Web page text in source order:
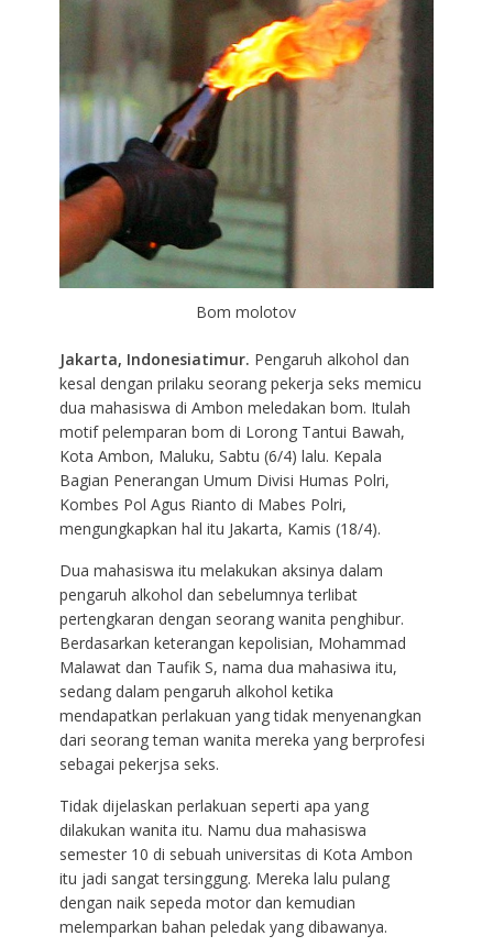
Bom molotov
Jakarta, Indonesiatimur. Pengaruh alkohol dan
kesal dengan prilaku seorang pekerja seks memicu
dua mahasiswa di Ambon meledakan bom. Itulah
motif pelemparan bom di Lorong Tantui Bawah,
Kota Ambon, Maluku, Sabtu (6/4) lalu. Kepala
Bagian Penerangan Umum Divisi Humas Polri,
Kombes Pol Agus Rianto di Mabes Polri,
mengungkapkan hal itu Jakarta, Kamis (18/4).
Dua mahasiswa itu melakukan aksinya dalam
pengaruh alkohol dan sebelumnya terlibat
pertengkaran dengan seorang wanita penghibur.
Berdasarkan keterangan kepolisian, Mohammad
Malawat dan Taufik S, nama dua mahasiwa itu,
sedang dalam pengaruh alkohol ketika
mendapatkan perlakuan yang tidak menyenangkan
dari seorang teman wanita mereka yang berprofesi
sebagai pekerjsa seks.
Tidak dijelaskan perlakuan seperti apa yang
dilakukan wanita itu. Namu dua mahasiswa
semester 10 di sebuah universitas di Kota Ambon
itu jadi sangat tersinggung. Mereka lalu pulang
dengan naik sepeda motor dan kemudian
melemparkan bahan peledak yang dibawanya.